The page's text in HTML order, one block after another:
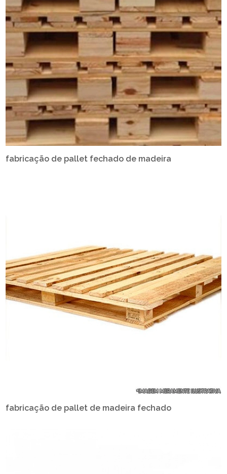
fabricação de pallet fechado de madeira
fabricação de pallet de madeira fechado